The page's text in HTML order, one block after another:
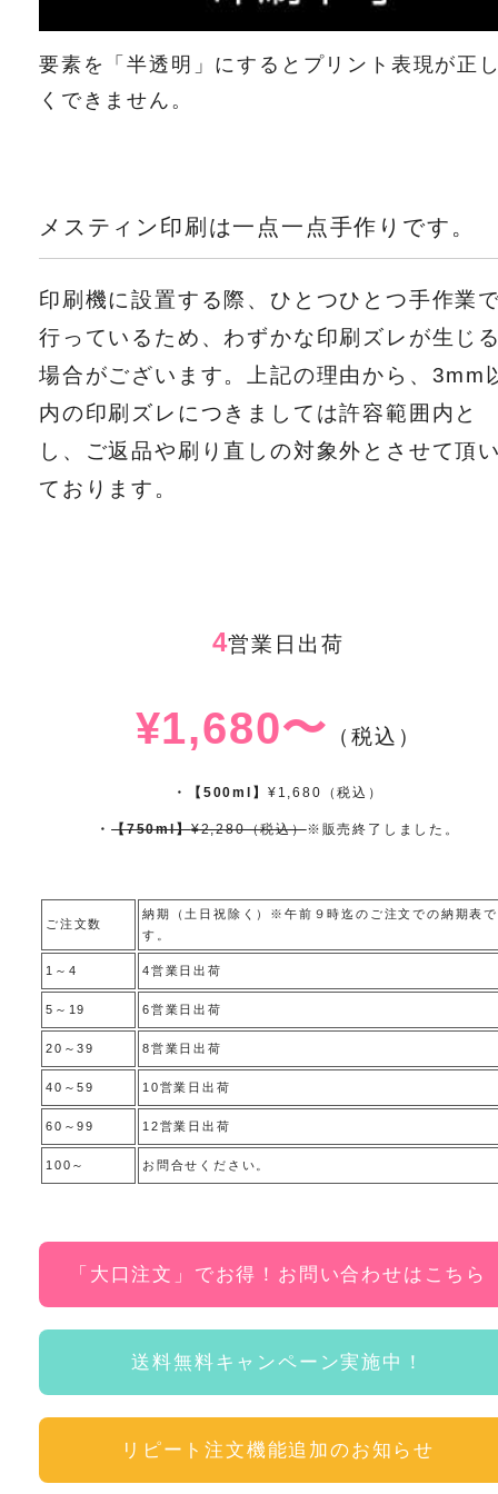
要素を「半透明」にするとプリント表現が正
くできません。
メスティン印刷は一点一点手作りです。
印刷機に設置する際、ひとつひとつ手作業
行っているため、わずかな印刷ズレが生じ
場合がございます。上記の理由から、3mm
内の印刷ズレにつきましては許容範囲内と
し、ご返品や刷り直しの対象外とさせて頂
ております。
4営業日出荷
¥1,680〜 （税込）
・【500ml】 ¥1,680（税込）
・【750ml】¥2,280（税込）※販売終了しました。
ご注文数
納期（土日祝除く）※午前９時迄のご注文での納期表で
す。
1～4 4営業日出荷
5～19 6営業日出荷
20～39 8営業日出荷
40～59 10営業日出荷
60～99 12営業日出荷
100～ お問合せください。
「大口注文」でお得！お問い合わせはこちら
送料無料キャンペーン実施中！
リピート注文機能追加のお知らせ